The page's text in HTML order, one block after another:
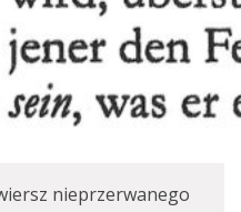
nieprzerwanego